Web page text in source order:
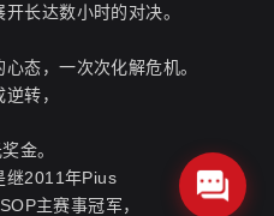
长达数小时的对决。
态，一次次化解危机。
转，
金。
继2011年Pius
主赛事冠军，